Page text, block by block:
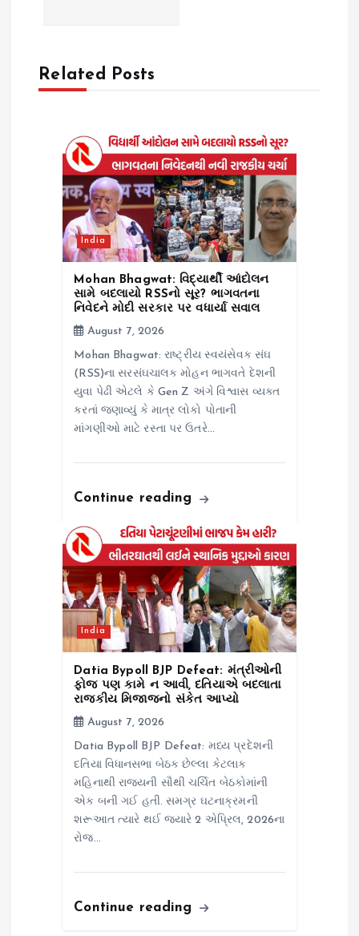
Related Posts
India
Mohan Bhagwat: વિદ્યાર્થી આંદોલન
સામે બદલાયો RSSનો સૂર? ભાગવતના
નિવેદને મોદી સરકાર પર વધાર્યા સવાલ
August 7, 2026
Mohan Bhagwat: રાષ્ટ્રીય સ્વયંસેવક સંઘ
(RSS)ના સરસંઘચાલક મોહન ભાગવતે દેશની
યુવા પેઢી એટલે કે Gen Z અંગે વિશ્વાસ વ્યક્ત
કરતાં જણાવ્યું કે માત્ર લોકો પોતાની
માંગણીઓ માટે રસ્તા પર ઉતરે…
Continue reading
India
Datia Bypoll BJP Defeat: મંત્રીઓની
ફોજ પણ કામે ન આવી, દતિયાએ બદલાતા
રાજકીય મિજાજનો સંકેત આપ્યો
August 7, 2026
Datia Bypoll BJP Defeat: મધ્ય પ્રદેશની
દતિયા વિધાનસભા બેઠક છેલ્લા કેટલાક
મહિનાથી રાજ્યની સૌથી ચર્ચિત બેઠકોમાંની
એક બની ગઈ હતી. સમગ્ર ઘટનાક્રમની
શરૂઆત ત્યારે થઈ જ્યારે 2 એપ્રિલ, 2026ના
રોજ…
Continue reading